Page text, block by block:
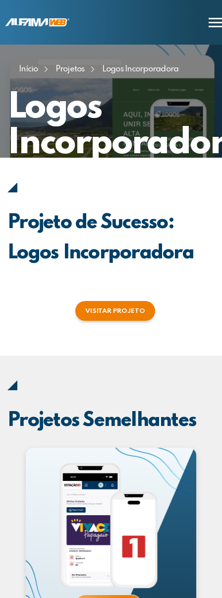
COMERCIAL
SUPORTE
Início Projetos Logos Incorporadora
Logos
Projeto de Sucesso:
Logos Incorporadora
VISITAR PROJETO
Projetos Semelhantes